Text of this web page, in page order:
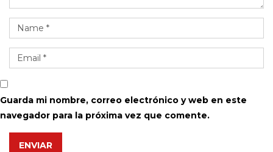
Guarda mi nombre, correo electrónico y web en este
navegador para la próxima vez que comente.
ENVIAR